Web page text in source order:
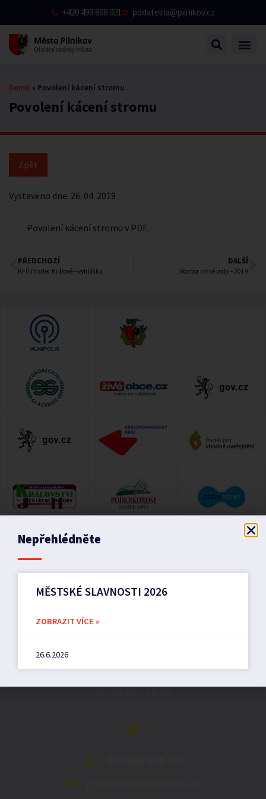
+420 499 898 921 podatelna@pilnikov.cz
Povolení kácení stromu
Domů » Povolení kácení stromu
Vystaveno dne: 26. 04. 2019
Povolení kácení stromu v PDF.
PŘEDCHOZÍ
KFÚ Hradec Králové – vyhláška
DALŠÍ
Rozbor pitné vody – 2019
Nepřehlédněte
MĚSTSKÉ SLAVNOSTI 2026
ZOBRAZIT VÍCE »
26.6.2026